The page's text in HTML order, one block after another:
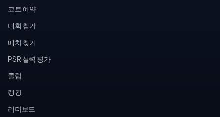
코트 예약
대회 참가
매치 찾기
PSR 실력 평가
클럽
랭킹
리더보드